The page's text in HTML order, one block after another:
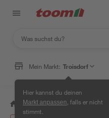
Mein Markt: Troisdorf
Hier kannst du deinen
Markt anpassen , falls er nicht
stimmt.
/ Werkstatt & Maschinen /